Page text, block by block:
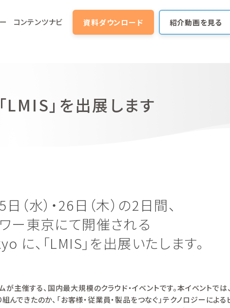
コンテンツナビ 資料ダウンロード 紹介動画を見る
」を出展します
水）・26日（木）の2日間、
ー東京にて開催される
、「LMIS」を出展いたします。
催する、国内最大規模のクラウド・イベントです。本イベントでは
できたのか、「お客様・従業員・製品をつなぐ」テクノロジーによ